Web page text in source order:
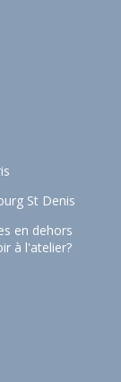
St Denis
en dehors
à l'atelier?